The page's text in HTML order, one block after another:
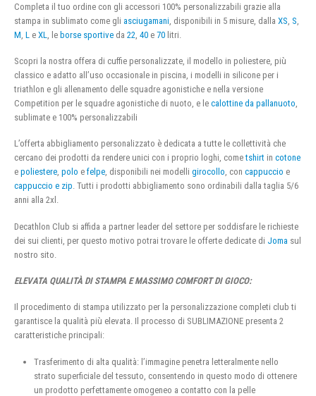
Completa il tuo ordine con gli accessori 100% personalizzabili grazie alla
stampa in sublimato come gli asciugamani , disponibili in 5 misure, dalla XS S
M L e XL , le borse sportive da 22 40 e 70 litri.
Scopri la nostra offera di cuffie personalizzate, il modello in poliestere, più
classico e adatto all’uso occasionale in piscina, i modelli in silicone per i
triathlon e gli allenamento delle squadre agonistiche e nella versione
Competition per le squadre agonistiche di nuoto, e le calottine da pallanuoto,
sublimate e 100% personalizzabili
L’offerta abbigliamento personalizzato è dedicata a tutte le collettività che
cercano dei prodotti da rendere unici con i proprio loghi, cometshirt in cotone
e poliestere, polo e felpe, disponibili nei modelli girocollo, con cappuccio e
cappuccio e zip. Tutti i prodotti abbigliamento sono ordinabili dalla taglia 5/6
anni alla 2xl.
Decathlon Club si affida a partner leader del settore per soddisfare le richieste
dei sui clienti, per questo motivo potrai trovare le offerte dedicate di Joma sul
nostro sito.
ELEVATA QUALITÀ DI STAMPA E MASSIMO COMFORT DI GIOCO:
Il procedimento di stampa utilizzato per la personalizzazione completi club ti
garantisce la qualità più elevata. Il processo di SUBLIMAZIONE presenta 2
caratteristiche principali:
Trasferimento di alta qualità: l’immagine penetra letteralmente nello
strato superficiale del tessuto, consentendo in questo modo di ottenere
un prodotto perfettamente omogeneo a contatto con la pelle